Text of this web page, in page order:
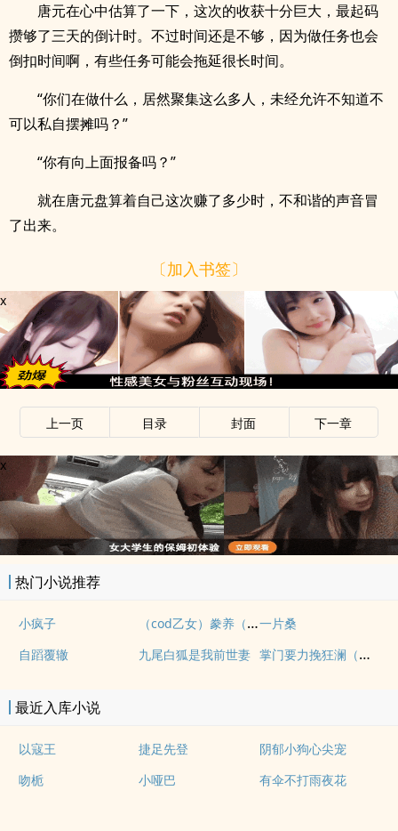
唐元在心中估算了一下，这次的收获十分巨大，最起码
攒够了三天的倒计时。不过时间还是不够，因为做任务也会
倒扣时间啊，有些任务可能会拖延很长时间。
“你们在做什么，居然聚集这么多人，未经允许不知道不
可以私自摆摊吗？”
“你有向上面报备吗？”
就在唐元盘算着自己这次赚了多少时，不和谐的声音冒
了出来。
〔加入书签〕
x
上一页 目录 封面 下一章
x
热门小说推荐
小疯子 （cod乙女）豢养（nph）一片桑
自蹈覆辙
九尾白狐是我前世妻 掌门要力挽狂澜（重生nph)
最近入库小说
以寇王 捷足先登
阴郁小狗心尖宠
吻栀
小哑巴 有伞不打雨夜花